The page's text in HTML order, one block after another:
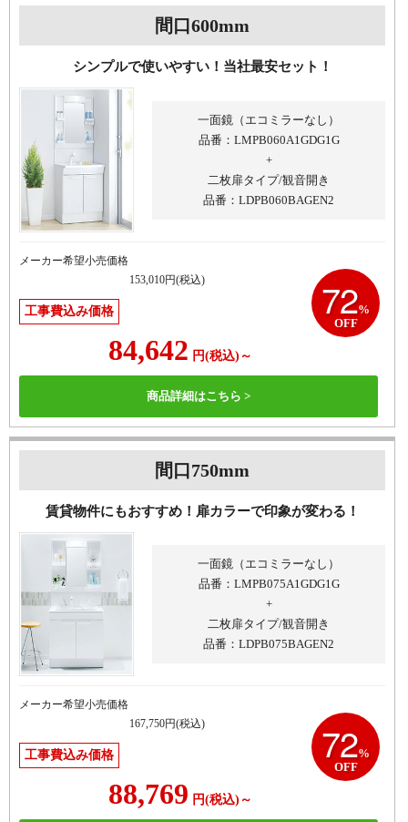
間口600mm
シンプルで使いやすい！ 当社最安セット！
一面鏡（エコミラーなし）
品番：LMPB060A1GDG1G
+
二枚扉タイプ/観音開き
品番：LDPB060BAGEN2
72%
OFF
メーカー希望小売価格
153,010円(税込)
工事費込み価格
84,642 円(税込) ～
商品詳細はこちら >
間口750mm
賃貸物件にもおすすめ！ 扉カラーで印象が変わる！
一面鏡（エコミラーなし）
品番：LMPB075A1GDG1G
+
二枚扉タイプ/観音開き
品番：LDPB075BAGEN2
72%
OFF
メーカー希望小売価格
167,750円(税込)
工事費込み価格
88,769 円(税込) ～